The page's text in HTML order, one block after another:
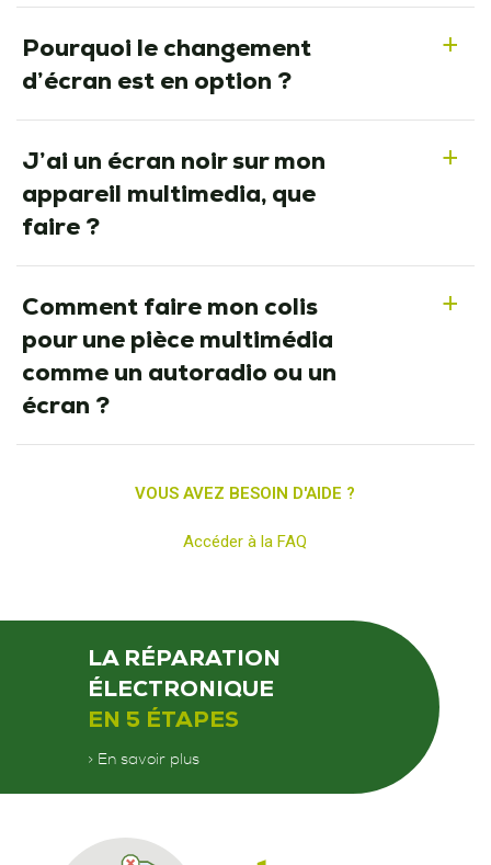
a
Pourquoi le changement
d’écran est en option ?
a
J’ai un écran noir sur mon
appareil multimedia, que
faire ?
a
Comment faire mon colis
pour une pièce multimédia
comme un autoradio ou un
écran ?
VOUS AVEZ BESOIN D'AIDE ?
Accéder à la FAQ
LA RÉPARATION
ÉLECTRONIQUE
EN 5 ÉTAPES
> En savoir plus